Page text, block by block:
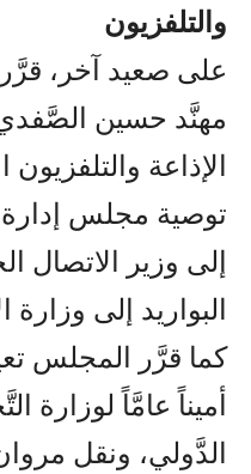
والتلفزيون
على صعيد آخر،
مهنَّد حسين
الإذاعة والتلفزيون
توصية مجلس
إلى وزير الاتصال
البواريد إلى
كما قرَّر المجلس
أميناً عامَّاً لوزارة
الدَّولي، ونقل